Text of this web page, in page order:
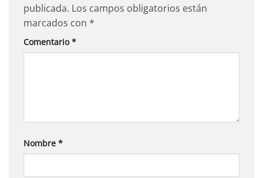
publicada. Los campos obligatorios están
marcados con *
Comentario*
Nombre *